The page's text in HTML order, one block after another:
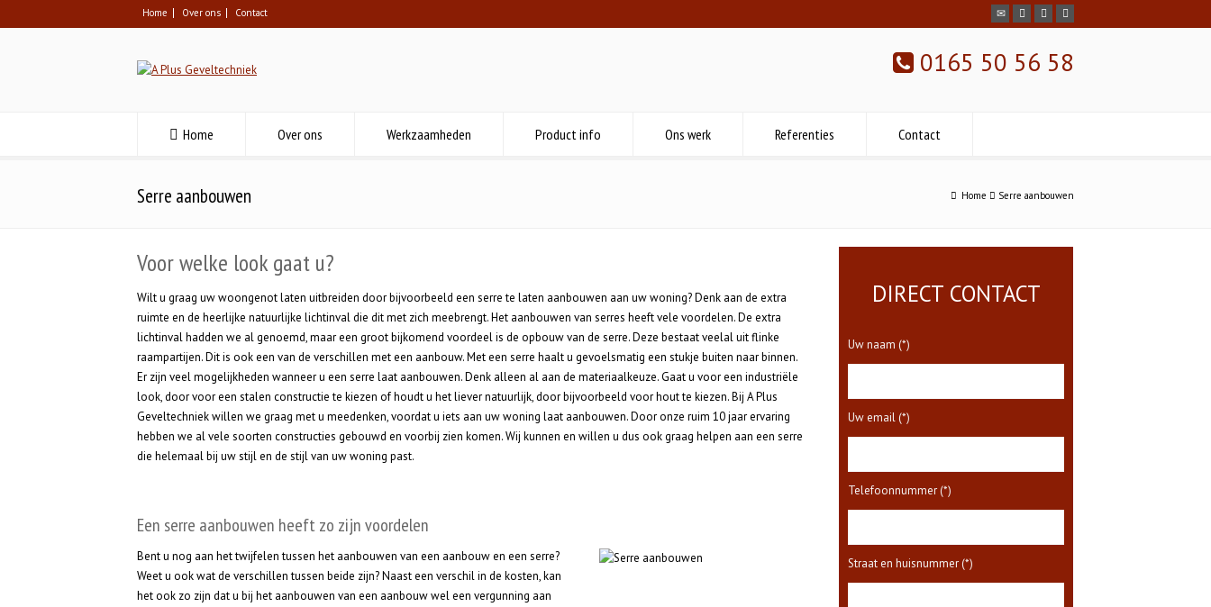
Home Over ons Contact
0165 50 56 58
Home Over ons Werkzaamheden Product info Ons werk Referenties Contact
Serre aanbouwen Home Serre aanbouwen
Voor welke look gaat u?
Wilt u graag uw woongenot laten uitbreiden door bijvoorbeeld een serre te laten aanbouwen aan uw woning? Denk aan de extra
ruimte en de heerlijke natuurlijke lichtinval die dit met zich meebrengt. Het aanbouwen van serres heeft vele voordelen. De extra
lichtinval hadden we al genoemd, maar een groot bijkomend voordeel is de opbouw van de serre. Deze bestaat veelal uit flinke
raampartijen. Dit is ook een van de verschillen met een aanbouw. Met een serre haalt u gevoelsmatig een stukje buiten naar binnen.
Er zijn veel mogelijkheden wanneer u een serre laat aanbouwen. Denk alleen al aan de materiaalkeuze. Gaat u voor een industriële
look, door voor een stalen constructie te kiezen of houdt u het liever natuurlijk, door bijvoorbeeld voor hout te kiezen. Bij A Plus
Geveltechniek willen we graag met u meedenken, voordat u iets aan uw woning laat aanbouwen. Door onze ruim 10 jaar ervaring
hebben we al vele soorten constructies gebouwd en voorbij zien komen. Wij kunnen en willen u dus ook graag helpen aan een serre
die helemaal bij uw stijl en de stijl van uw woning past.
Een serre aanbouwen heeft zo zijn voordelen
Bent u nog aan het twijfelen tussen het aanbouwen van een aanbouw en een serre?
Weet u ook wat de verschillen tussen beide zijn? Naast een verschil in de kosten, kan
het ook zo zijn dat u bij het aanbouwen van een aanbouw wel een vergunning aan
DIRECT CONTACT
Uw naam (*)
Uw email (*)
Telefoonnummer (*)
Straat en huisnummer (*)